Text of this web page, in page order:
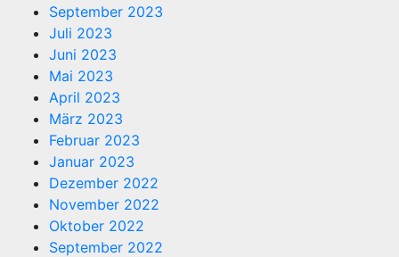
September 2023
Juli 2023
Juni 2023
Mai 2023
April 2023
März 2023
Februar 2023
Januar 2023
Dezember 2022
November 2022
Oktober 2022
September 2022